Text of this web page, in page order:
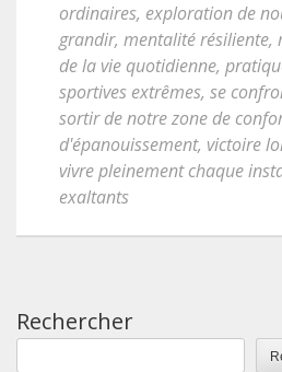
ordinaires, exploration de
grandir, mentalité résiliente,
de la vie quotidienne,
sportives extrêmes, se
sortir de notre zone de
d'épanouissement, victoire
vivre pleinement chaque
exaltants
Rechercher